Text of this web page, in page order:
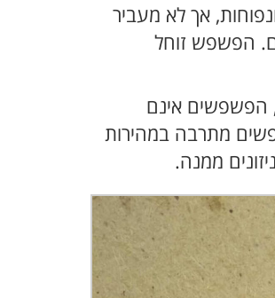
אך לא מעביר
הפשפש זוחל
הפשפשים אינם
מתרבה במהירות
ממנה.